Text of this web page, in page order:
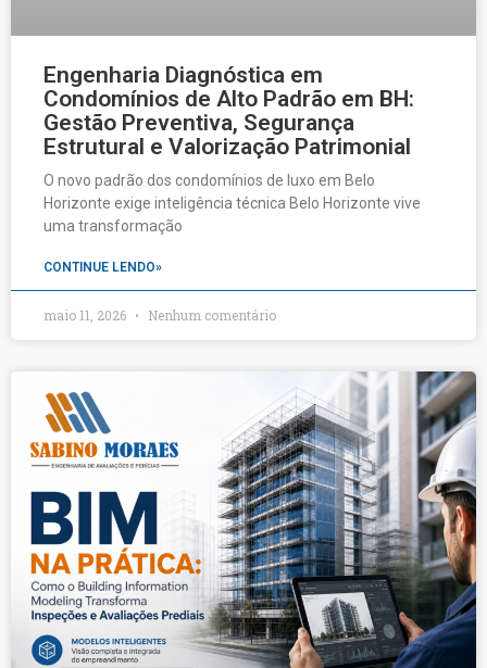
Engenharia Diagnóstica em
Condomínios de Alto Padrão em BH:
Gestão Preventiva, Segurança
Estrutural e Valorização Patrimonial
O novo padrão dos condomínios de luxo em Belo
Horizonte exige inteligência técnica Belo Horizonte vive
uma transformação
CONTINUE LENDO»
maio 11, 2026 Nenhum comentário